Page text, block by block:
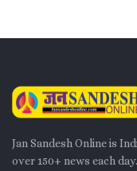
Jan Sandesh Online is
over 150+ news each